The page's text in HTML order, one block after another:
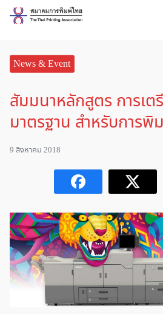
Skip
News & Event
สัมมนาหลักสูตร การเต
มาตรฐาน สำหรับการ
9 สิงหาคม 2018